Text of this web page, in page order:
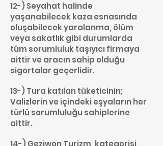
12-) Seyahat halinde
yaşanabilecek kaza esnasında
oluşabilecek yaralanma, ölüm
veya sakatlık gibi durumlarda
tüm sorumluluk taşıyıcı firmaya
aittir ve aracın sahip olduğu
sigortalar geçerlidir.
13-) Tura katılan tüketicinin;
Valizlerin ve içindeki eşyaların her
türlü sorumluluğu sahiplerine
aittir.
14-) Geziwon Turizm, kategorisi